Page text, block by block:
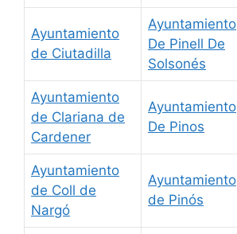
Ayuntamiento
de Ciutadilla
Ayuntamiento
De Pinell De
Solsonés
Ayuntamiento
de Clariana de
Cardener
Ayuntamiento
De Pinos
Ayuntamiento
de Coll de
Nargó
Ayuntamiento
de Pinós